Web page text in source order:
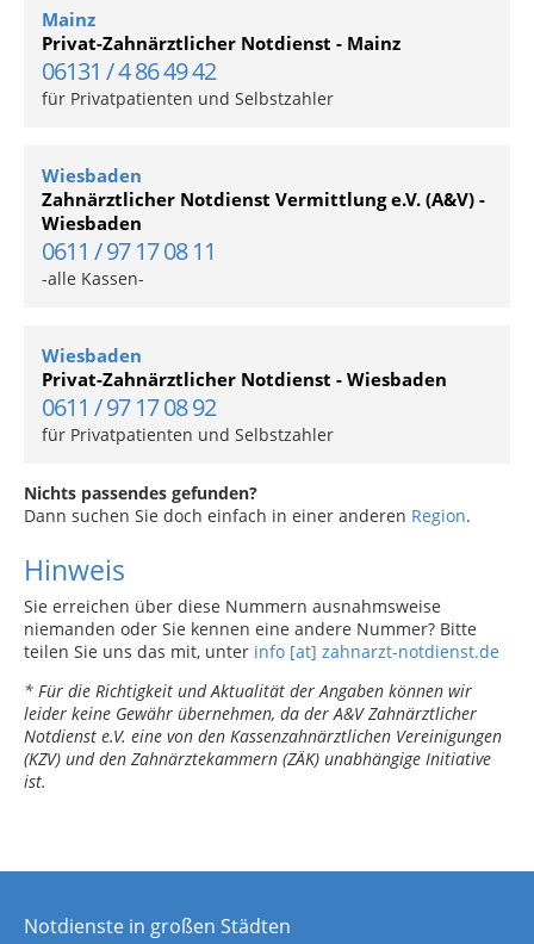
Mainz
Privat-Zahnärztlicher Notdienst - Mainz
06131 / 4 86 49 42
für Privatpatienten und Selbstzahler
Wiesbaden
Zahnärztlicher Notdienst Vermittlung e.V. (A&V) -
Wiesbaden
0611 / 97 17 08 11
-alle Kassen-
Wiesbaden
Privat-Zahnärztlicher Notdienst - Wiesbaden
0611 / 97 17 08 92
für Privatpatienten und Selbstzahler
Nichts passendes gefunden?
Dann suchen Sie doch einfach in einer anderen Region.
Hinweis
Sie erreichen über diese Nummern ausnahmsweise
niemanden oder Sie kennen eine andere Nummer? Bitte
teilen Sie uns das mit, unter info [at] zahnarzt-notdienst.de
* Für die Richtigkeit und Aktualität der Angaben können wir
leider keine Gewähr übernehmen, da der A&V Zahnärztlicher
Notdienst e.V. eine von den Kassenzahnärztlichen Vereinigungen
(KZV) und den Zahnärztekammern (ZÄK) unabhängige Initiative
ist.
Notdienste in großen Städten